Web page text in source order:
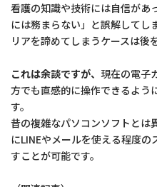
看護の知識や技術には自信があ
には務まらない」と誤解してし
リアを諦めてしまうケースは後
これは余談ですが、 現在の電子
方でも直感的に操作できるよう
す。
昔の複雑なパソコンソフトとは
にLINEやメールを使える程度
すことが可能です。